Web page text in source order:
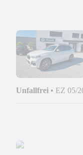
Unfallfrei • EZ 05/